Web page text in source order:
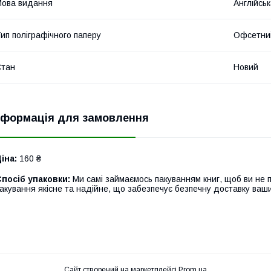
видання
поліграфічного паперу
Новий
для замовлення
160 ₴
упаковки: Ми самі займаємось пакуванням книг, щоб ви
якісне та надійне, що забезпечує безпечну доставку